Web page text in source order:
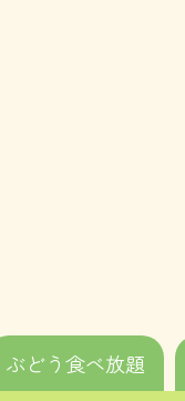
ぶどう食べ放題